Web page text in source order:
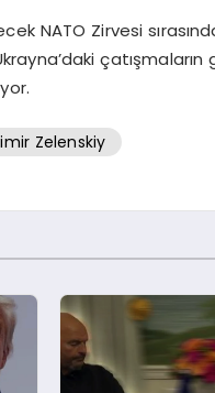
NATO Zirvesi
Zelenskiy